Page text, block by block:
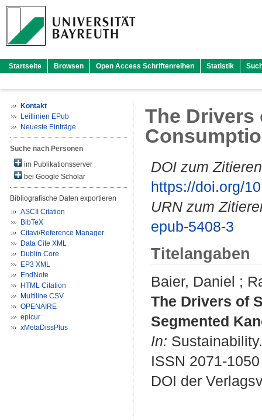
Startseite Browsen Open Access Schriftenreihen Statistik
Kontakt
Leitlinien EPub
Neueste Einträge
Suche nach Personen
im Publikationsserver
bei Google Scholar
Bibliografische Daten exportieren
ASCII Citation
BibTeX
Citavi/Reference Manager
Data Cite XML
Dublin Core
EP3 XML
EndNote
HTML Citation
Multiline CSV
OPENAIRE
epicur
xMetaDissPlus
The Drivers
DOI zum
https://doi.org/
URN zum
epub-5408-3
Titelangaben
Baier, Daniel ;
The Drivers of
Segmented
In:
ISSN 2071-1050
DOI der